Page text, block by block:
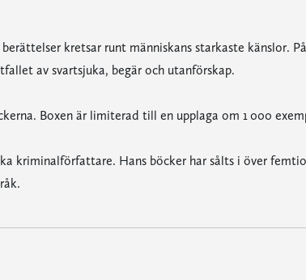
kretsar runt människans starkaste känslor.
av svartsjuka, begär och utanförskap.
Boxen är limiterad till en upplaga om 1 000
kriminalförfattare. Hans böcker har sålts i över